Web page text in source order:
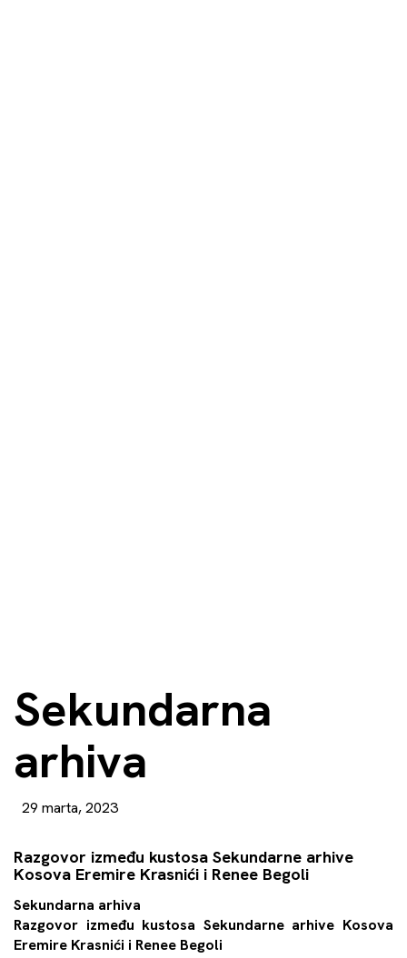
Sekundarna
arhiva
29 marta, 2023
Razgovor između kustosa Sekundarne arhive
Kosova Eremire Krasnići i Renee Begoli
Sekundarna arhiva
Razgovor između kustosa Sekundarne arhive Kosova
Eremire Krasnići i Renee Begoli